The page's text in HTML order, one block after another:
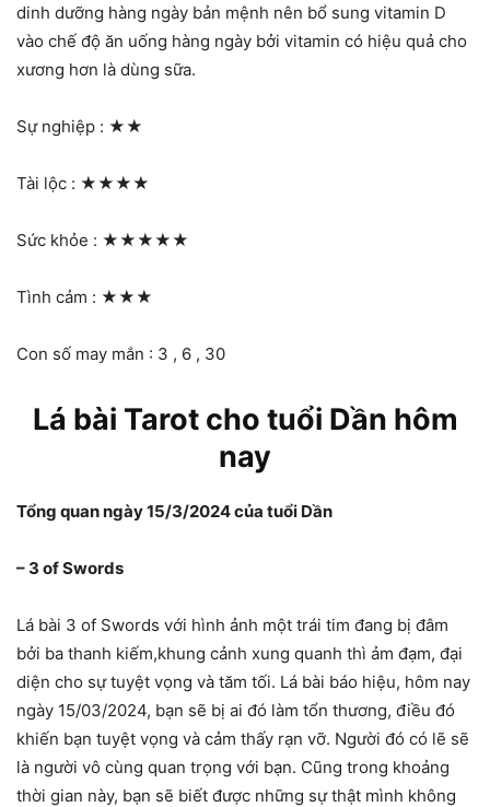
dinh dưỡng hàng ngày bản mệnh nên bổ sung vitamin D
vào chế độ ăn uống hàng ngày bởi vitamin có hiệu quả cho
xương hơn là dùng sữa.
Sự nghiệp : ★★
Tài lộc : ★★★★
Sức khỏe : ★★★★★
Tình cảm : ★★★
Con số may mắn : 3 , 6 , 30
Lá bài Tarot cho tuổi Dần hôm
nay
Tổng quan ngày 15/3/2024 của tuổi Dần
– 3 of Swords
Lá bài 3 of Swords với hình ảnh một trái tim đang bị đâm
bởi ba thanh kiếm,khung cảnh xung quanh thì ảm đạm, đại
diện cho sự tuyệt vọng và tăm tối. Lá bài báo hiệu, hôm nay
ngày 15/03/2024, bạn sẽ bị ai đó làm tổn thương, điều đó
khiến bạn tuyệt vọng và cảm thấy rạn vỡ. Người đó có lẽ sẽ
là người vô cùng quan trọng với bạn. Cũng trong khoảng
thời gian này, bạn sẽ biết được những sự thật mình không